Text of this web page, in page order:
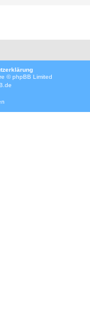
© phpBB Limited